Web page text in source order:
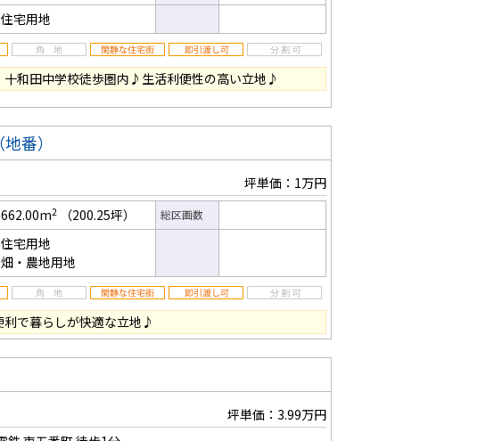
住宅用地
十和田中学校徒歩圏内♪生活利便性の高い立地♪
番）
坪単価：1万円
662.00m2 （200.25坪） 総区画数
住宅用地
畑・農地用地
利で暮らしが快適な立地♪
坪単価：3.99万円